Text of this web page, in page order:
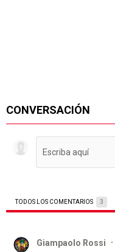
CONVERSACIÓN
TODOS LOS COMENTARIOS 3
Giampaolo Rossi